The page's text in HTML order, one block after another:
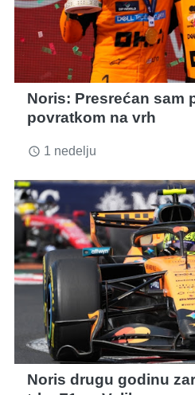
Noris: Presrećan sam
povratkom na vrh
access_time 1 nedelju
Noris drugu godinu